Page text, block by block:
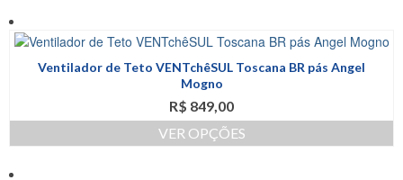
na
página
do
produto
tem
variantes.
As
opções
podem
ser
Ventilador de Teto VENTchêSUL Toscana BR pás Angel
Mogno
R$ 849,00
VER OPÇÕES